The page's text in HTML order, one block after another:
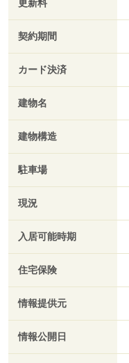
更新料
契約期間
カード決済
建物名
建物構造
駐車場
現況
入居可能時期
住宅保険
情報提供元
情報公開日